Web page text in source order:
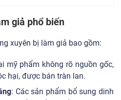
giả phổ biến
xuyên bị làm giả bao gồm:
mỹ phẩm không rõ nguồn gốc,
hại, được bán tràn lan.
: Các sản phẩm bổ sung dinh